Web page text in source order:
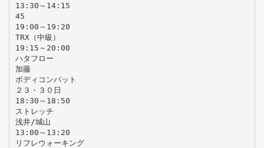
13:30～14:15
45
19:00～19:20
TRX（中級）
19:15～20:00
ハタフロー
加藤
ボディコンバット
２３・３０日
18:30～18:50
ストレッチ
浅井/城山
13:00～13:20
リフレウォーキング